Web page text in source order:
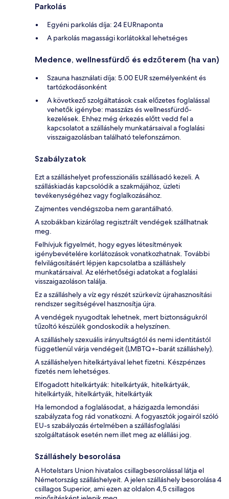
Parkolás
Egyéni parkolás díja: 24 EURnaponta
A parkolás magassági korlátokkal lehetséges
Medence, wellnessfürdő és edzőterem (ha van)
Szauna használati díja: 5.00 EUR személyenként és
tartózkodásonként
A következő szolgáltatások csak előzetes foglalással
vehetők igénybe: masszázs és wellnessfürdő-
kezelések. Ehhez még érkezés előtt vedd fel a
kapcsolatot a szálláshely munkatársaival a foglalási
visszaigazolásban található telefonszámon.
Szabályzatok
Ezt a szálláshelyet professzionális szállásadó kezeli. A
szálláskiadás kapcsolódik a szakmájához, üzleti
tevékenységéhez vagy foglalkozásához.
Zajmentes vendégszoba nem garantálható.
A szobákban kizárólag regisztrált vendégek szállhatnak
meg.
Felhívjuk figyelmét, hogy egyes létesítmények
igénybevételére korlátozások vonatkozhatnak. További
felvilágosításért lépjen kapcsolatba a szálláshely
munkatársaival. Az elérhetőségi adatokat a foglalási
visszaigazoláson találja.
Ez a szálláshely a víz egy részét szürkevíz újrahasznosítási
rendszer segítségével hasznosítja újra.
A vendégek nyugodtak lehetnek, mert biztonságukról
tűzoltó készülék gondoskodik a helyszínen.
A szálláshely szexuális irányultságtól és nemi identitástól
függetlenül várja vendégeit (LMBTQ+-barát szálláshely).
A szálláshelyen hitelkártyával lehet fizetni. Készpénzes
fizetés nem lehetséges.
Elfogadott hitelkártyák: hitelkártyák, hitelkártyák,
hitelkártyák, hitelkártyák, hitelkártyák
Ha lemondod a foglalásodat, a házigazda lemondási
szabályzata fog rád vonatkozni. A fogyasztók jogairól szóló
EU-s szabályozás értelmében a szállásfoglalási
szolgáltatások esetén nem illet meg az elállási jog.
Szálláshely besorolása
A Hotelstars Union hivatalos csillagbesorolással látja el
Németország szálláshelyeit. A jelen szálláshely besorolása 4
csillagos Superior, ami ezen az oldalon 4,5 csillagos